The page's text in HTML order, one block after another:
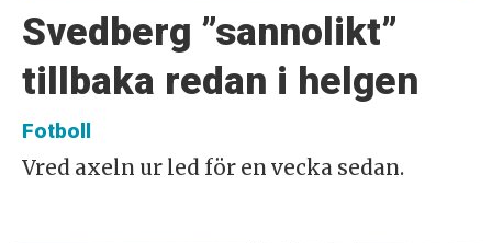
Svedberg ”sannolikt”
tillbaka redan i helgen
Fotboll
Vred axeln ur led för en vecka sedan.